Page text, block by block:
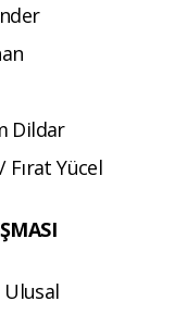
Dildar
Yücel